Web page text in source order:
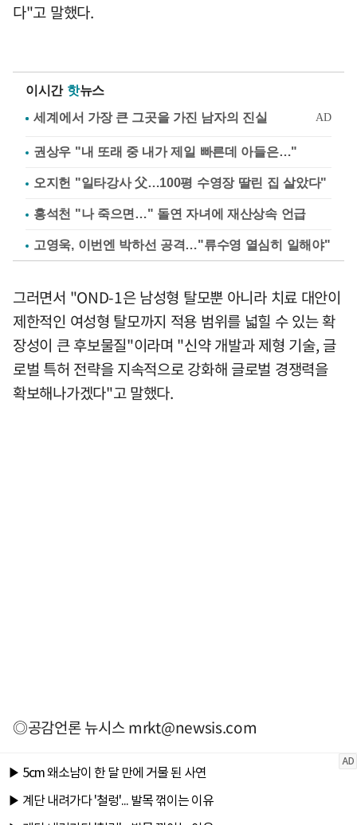
다"고 말했다.
이시간 핫뉴스
권상우 "내 또래 중 내가 제일 빠른데 아들은…"
오지헌 "일타강사 父…100평 수영장 딸린 집 살았다"
홍석천 "나 죽으면…" 돌연 자녀에 재산상속 언급
고영욱, 이번엔 박하선 공격…"류수영 열심히 일해야"
그러면서 "OND-1은 남성형 탈모뿐 아니라 치료 대안이
제한적인 여성형 탈모까지 적용 범위를 넓힐 수 있는 확
장성이 큰 후보물질"이라며 "신약 개발과 제형 기술, 글
로벌 특허 전략을 지속적으로 강화해 글로벌 경쟁력을
확보해나가겠다"고 말했다.
◎공감언론 뉴시스mrkt@newsis.com